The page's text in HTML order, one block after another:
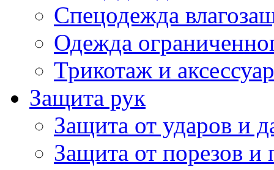
Спецодежда
Одежда
Трикотаж и
Защита рук
Защита от ударов и
Защита от порезов и